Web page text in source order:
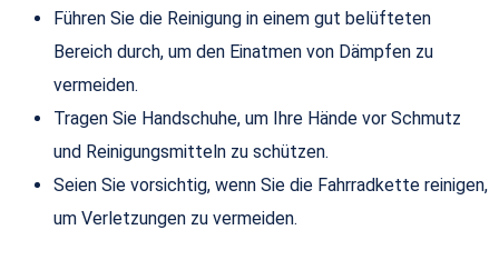
Führen Sie die Reinigung in einem gut belüfteten
Bereich durch, um den Einatmen von Dämpfen zu
vermeiden.
Tragen Sie Handschuhe, um Ihre Hände vor Schmutz
und Reinigungsmitteln zu schützen.
Seien Sie vorsichtig, wenn Sie die Fahrradkette reinigen,
um Verletzungen zu vermeiden.